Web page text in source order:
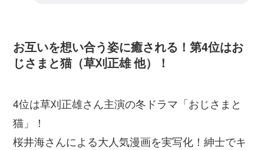
お互いを想い合う姿に癒される！第4位はお
じさまと猫（草刈正雄 他）！
4位は草刈正雄さん主演の冬ドラマ「おじさまと
猫」！
桜井海さんによる大人気漫画を実写化！紳士でキ